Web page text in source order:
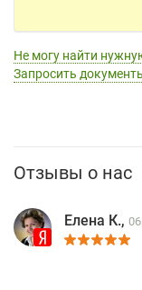
Не могу найти
Запросить
Отзывы о нас
Елена К.,